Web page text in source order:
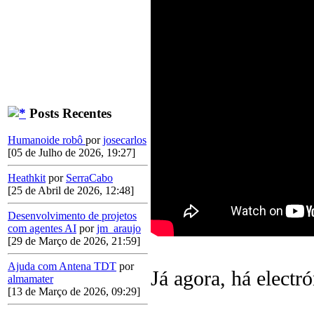
Posts Recentes
Humanoide robô porjosecarlos
[05 de Julho de 2026, 19:27]
Heathkit por SerraCabo
[25 de Abril de 2026, 12:48]
Desenvolvimento de projetos
com agentes AI porjm_araujo
[29 de Março de 2026, 21:59]
Ajuda com Antena TDT por
almamater
[13 de Março de 2026, 09:29]
Já agora, há